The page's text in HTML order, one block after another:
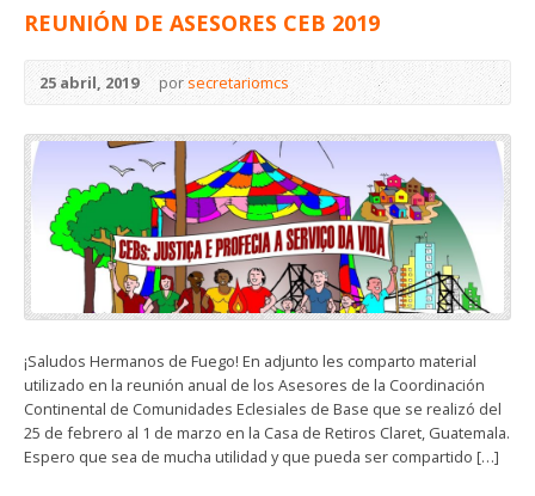
REUNIÓN DE ASESORES CEB 2019
25 abril, 2019 porsecretariomcs
¡Saludos Hermanos de Fuego! En adjunto les comparto material
utilizado en la reunión anual de los Asesores de la Coordinación
Continental de Comunidades Eclesiales de Base que se realizó del
25 de febrero al 1 de marzo en la Casa de Retiros Claret, Guatemala.
Espero que sea de mucha utilidad y que pueda ser compartido […]